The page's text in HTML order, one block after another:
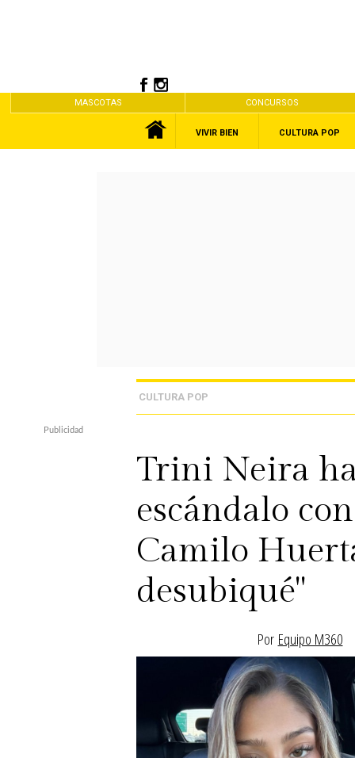
MASCOTAS CONCURSOS
VIVIR BIEN CULTURA POP
CULTURA POP
Trini Neira
escándalo
Camilo
desubiqué"
Por Equipo M360